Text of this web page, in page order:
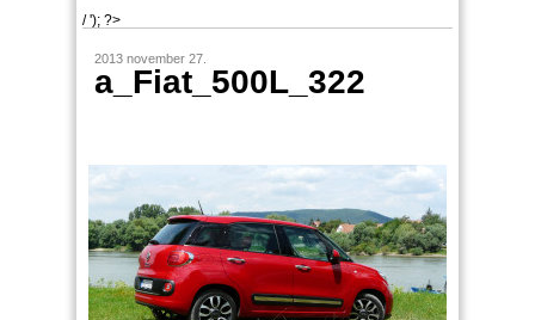
/ '); ?>
2013 november 27.
a_Fiat_500L_322